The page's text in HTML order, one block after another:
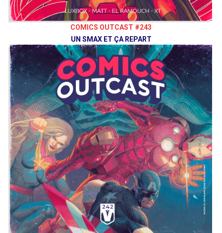
COMICS OUTCAST #243
UN SMAX ET ÇA REPART